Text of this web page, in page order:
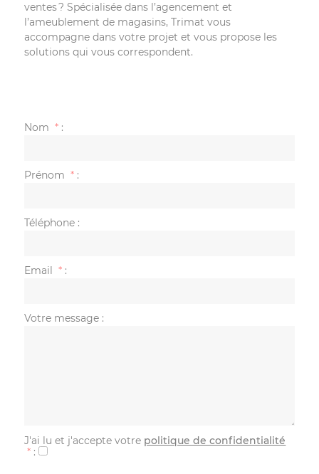
ventes ? Spécialisée dans l’agencement et
l’ameublement de magasins, Trimat vous
accompagne dans votre projet et vous propose les
solutions qui vous correspondent.
Nom * :
Prénom * :
Téléphone :
Email * :
Votre message :
J'ai lu et j'accepte votre politique de confidentialité
* :